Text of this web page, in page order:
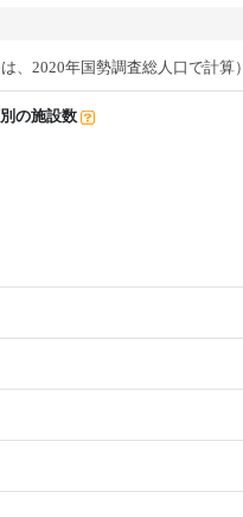
、2020年国勢調査総人口で計算）
の施設数